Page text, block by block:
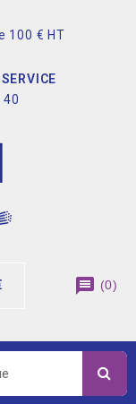
100 € HT
40
message (0)